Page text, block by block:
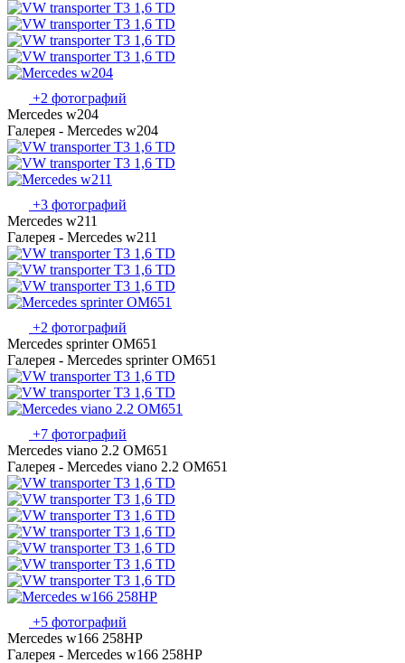
+2 фотографий
Mercedes w204
Галерея - Mercedes w204
+3 фотографий
Mercedes w211
Галерея - Mercedes w211
+2 фотографий
Mercedes sprinter OM651
Галерея - Mercedes sprinter OM651
+7 фотографий
Mercedes viano 2.2 OM651
Галерея - Mercedes viano 2.2 OM651
+5 фотографий
Mercedes w166 258HP
Галерея - Mercedes w166 258HP